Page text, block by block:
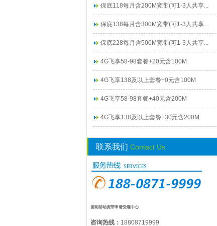
保底118每月含200M宽带(可1-3人共享...
保底138每月含300M宽带(可1-3人共享...
保底228每月含500M宽带(可1-3人共享...
4G飞享58-98套餐+20元含100M
4G飞享138及以上套餐+0元含100M
4G飞享58-98套餐+40元含200M
4G飞享138及以上套餐+30元含200M
联系我们 Contact Us
昆明移动宽带申请受理中心
咨询热线： 18808719999